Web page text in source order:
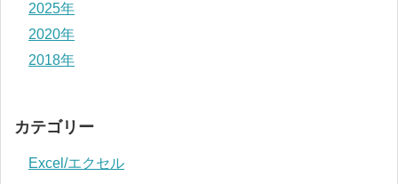
2025年
2020年
2018年
カテゴリー
Excel/エクセル